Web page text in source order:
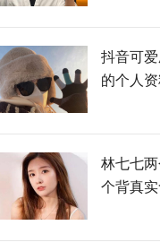
抖音可
的个人
林七七
个背真实